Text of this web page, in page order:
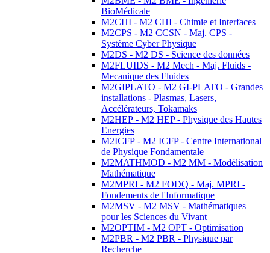
BioMédicale
M2CHI - M2 CHI - Chimie et Interfaces
M2CPS - M2 CCSN - Maj. CPS -
Système Cyber Physique
M2DS - M2 DS - Science des données
M2FLUIDS - M2 Mech - Maj. Fluids -
Mecanique des Fluides
M2GIPLATO - M2 GI-PLATO - Grandes
installations - Plasmas, Lasers,
Accélérateurs, Tokamaks
M2HEP - M2 HEP - Physique des Hautes
Energies
M2ICFP - M2 ICFP - Centre International
de Physique Fondamentale
M2MATHMOD - M2 MM - Modélisation
Mathématique
M2MPRI - M2 FODQ - Maj. MPRI -
Fondements de l'Informatique
M2MSV - M2 MSV - Mathématiques
pour les Sciences du Vivant
M2OPTIM - M2 OPT - Optimisation
M2PBR - M2 PBR - Physique par
Recherche